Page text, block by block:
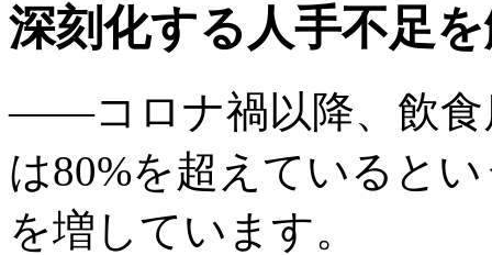
深刻化する人手不足
――コロナ禍以降、飲食
は80%を超えていると
を増しています。